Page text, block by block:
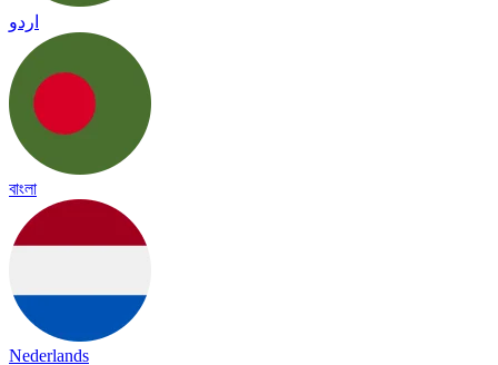
اردو
বাংলা
Nederlands